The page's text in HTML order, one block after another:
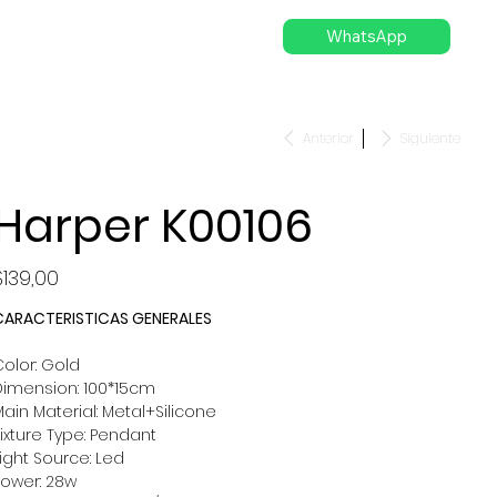
WhatsApp
Anterior Siguiente
K00106
GENERALES
Gold
100*15cm
Material: Metal+Silicone
Type: Pendant
Source: Led
28w